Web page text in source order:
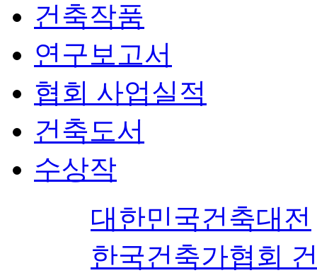
건축작품
연구보고서
협회 사업실적
건축도서
수상작
대한민국건축대전
한국건축가협회